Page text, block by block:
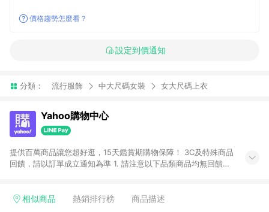
價格趨勢怎麼看？
設定到價通知
分類： 流行服飾 中大尺碼女裝 女大尺碼上衣
Yahoo購物中心
提供百萬商品讓您超好逛，15天鑑賞期購物保障！ 3C及特殊商品
回饋，請以訂單成立通知為準 1. 請注意以下品類商品均無回饋：
電玩/遊戲/相機/單眼/鏡頭/拍立得 [2024/6/1起適用] -內接硬
相似商品 熱銷排行榜 商品描述